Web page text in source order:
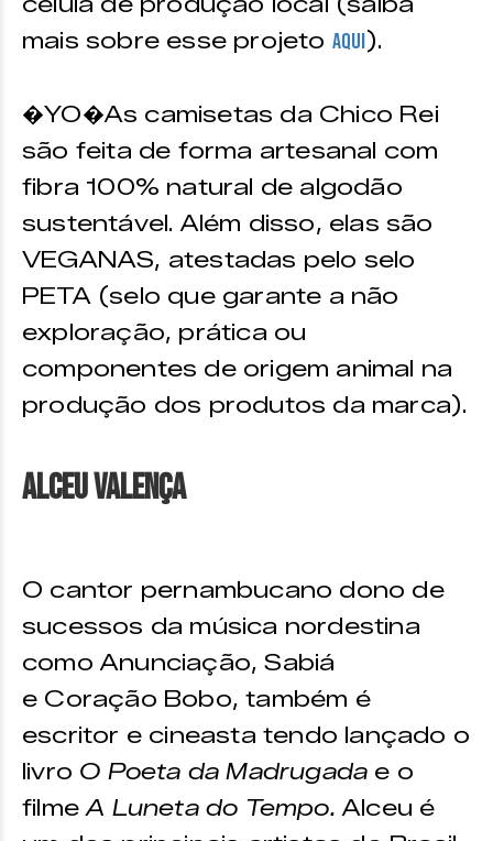
mais sobre esse projeto aqui).
�YO�As camisetas da Chico Rei
são feita de forma artesanal com
fibra 100% natural de algodão
sustentável. Além disso, elas são
VEGANAS, atestadas pelo selo
PETA (selo que garante a não
exploração, prática ou
componentes de origem animal na
produção dos produtos da marca).
Alceu Valença
O cantor pernambucano dono de
sucessos da música nordestina
como Anunciação, Sabiá
e Coração Bobo, também é
escritor e cineasta tendo lançado o
livro O Poeta da Madrugada e o
filme A Luneta do Tempo.Alceu é